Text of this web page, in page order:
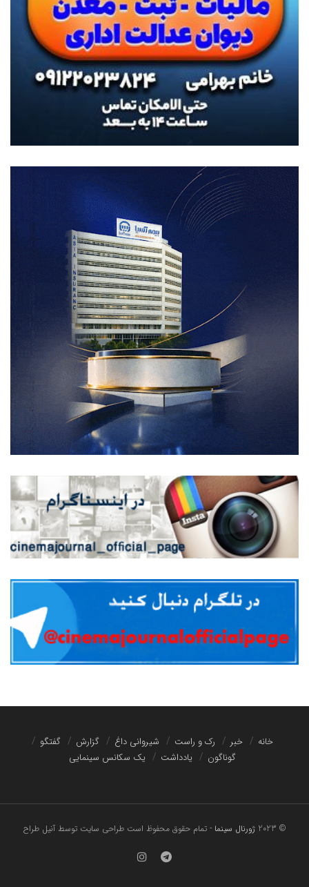
خانه خبر رک و راست شیروانی داغ گزارش
گفتگو
گوناگون
یادداشت یک سکانس سینمایی
© 2023 ژورنال سینما - تمام حقوق محفوظ استطراحی سایت توسط آنیل طراح